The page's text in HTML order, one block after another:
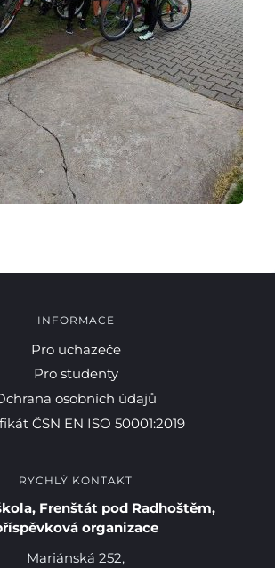
Pro studenty
INFORMACE
Pro uchazeče
Pro studenty
osobních údajů
ČSN EN ISO 50001:2019
RYCHLÝ KONTAKT
Frenštát pod Radhoštěm,
organizace
Mariánská 252,